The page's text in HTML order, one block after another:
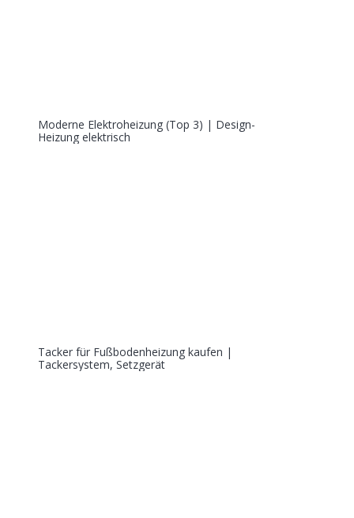
Moderne Elektroheizung (Top 3) | Design-
Heizung elektrisch
Tacker für Fußbodenheizung kaufen |
Tackersystem, Setzgerät